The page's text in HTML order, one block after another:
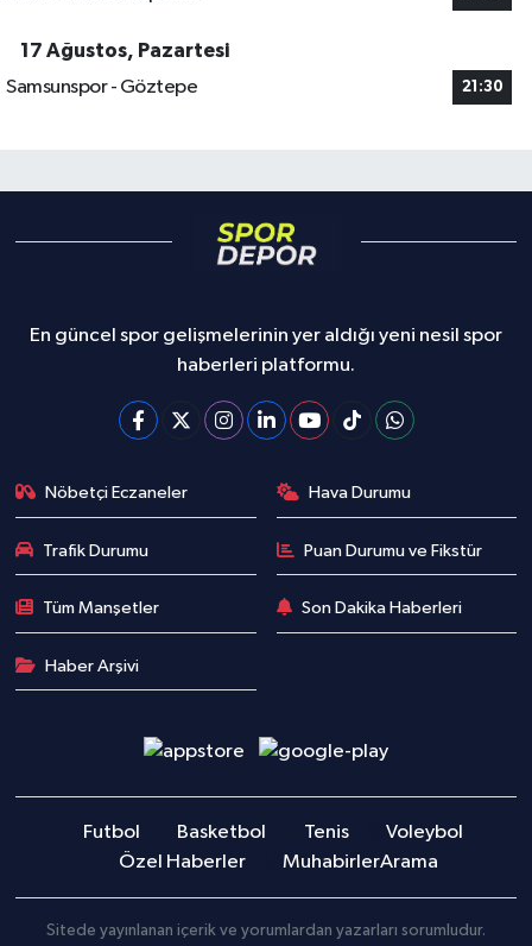
17 Ağustos, Pazartesi
Samsunspor - Göztepe
21:30
En güncel spor gelişmelerinin yer aldığı yeni nesil spor
haberleri platformu.
Nöbetçi Eczaneler Hava Durumu
Trafik Durumu Puan Durumu ve Fikstür
Tüm Manşetler Son Dakika Haberleri
Haber Arşivi
Futbol Basketbol Tenis
Voleybol
Özel Haberler
MuhabirlerArama
Sitede yayınlanan içerik ve yorumlardan yazarları sorumludur.